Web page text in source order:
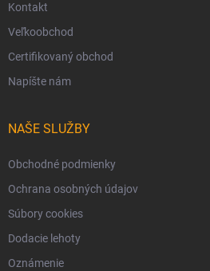
Kontakt
Veľkoobchod
Certifikovaný obchod
Napíšte nám
NAŠE SLUŽBY
Obchodné podmienky
Ochrana osobných údajov
Súbory cookies
Dodacie lehoty
Oznámenie